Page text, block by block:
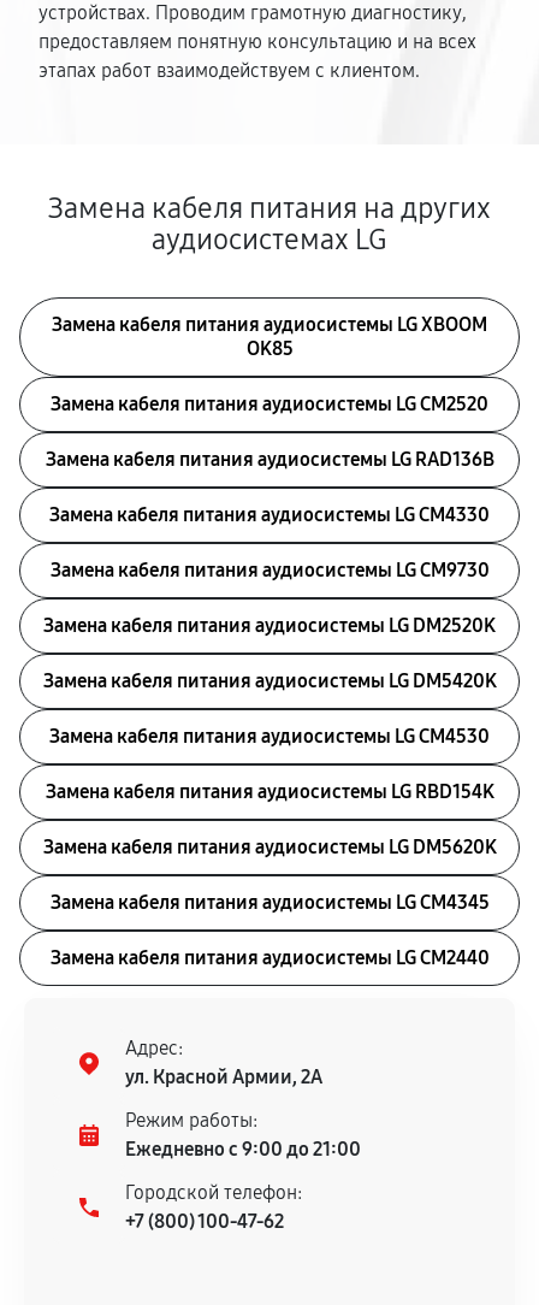
устройствах. Проводим грамотную диагностику,
предоставляем понятную консультацию и на всех
этапах работ взаимодействуем с клиентом.
Замена кабеля питания на других
аудиосистемах LG
Замена кабеля питания аудиосистемы LG XBOOM
OK85
Замена кабеля питания аудиосистемы LG CM2520
Замена кабеля питания аудиосистемы LG RAD136B
Замена кабеля питания аудиосистемы LG CM4330
Замена кабеля питания аудиосистемы LG CM9730
Замена кабеля питания аудиосистемы LG DM2520K
Замена кабеля питания аудиосистемы LG DM5420K
Замена кабеля питания аудиосистемы LG CM4530
Замена кабеля питания аудиосистемы LG RBD154K
Замена кабеля питания аудиосистемы LG DM5620K
Замена кабеля питания аудиосистемы LG CM4345
Замена кабеля питания аудиосистемы LG CM2440
Адрес:
ул. Красной Армии, 2А
Режим работы:
Ежедневно с 9:00 до 21:00
Городской телефон:
+7 (800) 100-47-62